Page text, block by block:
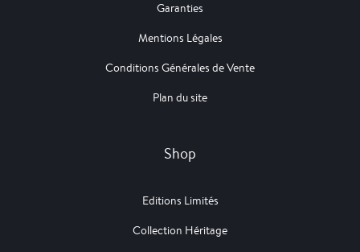
Garanties
Mentions Légales
Conditions Générales de Vente
Plan du site
Shop
Editions Limités
Collection Héritage